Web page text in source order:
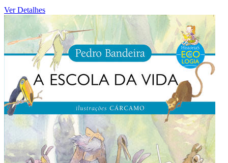
Ver Detalhes